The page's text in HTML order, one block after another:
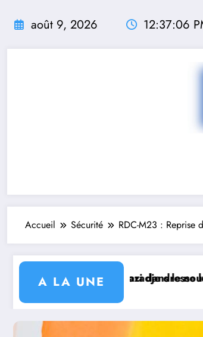
août 9, 2026 12:37:08
Accueil Sécurité RDC-M23 : Reprise
A LA UNE
ougandais
projets communautaires de cahier
: l’AT Magayi Missa Dieudonné